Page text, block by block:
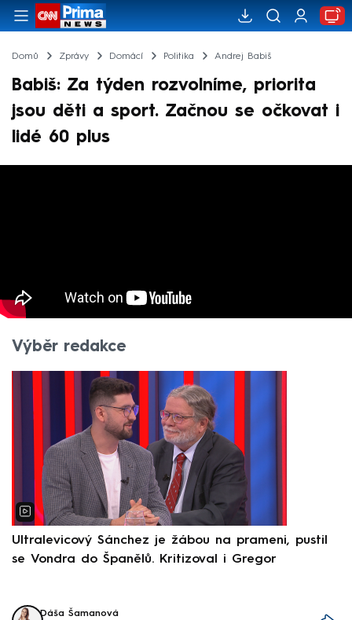
Domů Zprávy Domácí Politika Andrej Babiš
Babiš: Za týden rozvolníme, priorita
jsou děti a sport. Začnou se očkovat i
lidé 60 plus
Výběr redakce
Ultralevicový Sánchez je žábou na prameni, pustil
se Vondra do Španělů. Kritizoval i Gregor
Dáša Šamanová